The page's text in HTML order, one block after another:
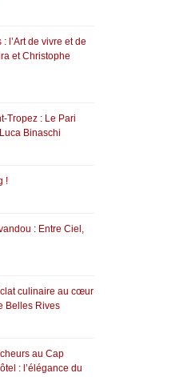
l’Art de vivre et de
et Christophe
Tropez : Le Pari
Binaschi
!
: Entre Ciel,
culinaire au cœur
Belles Rives
au Cap
: l’élégance du